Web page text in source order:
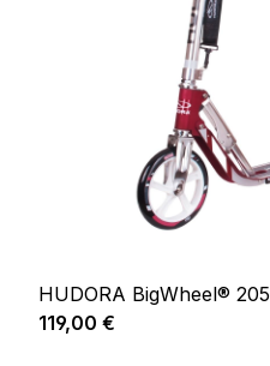
HUDORA BigWheel® 205
Prix régulier :
119,00 €